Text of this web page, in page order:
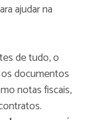
ajudar na
de tudo, o
documentos
notas fiscais,